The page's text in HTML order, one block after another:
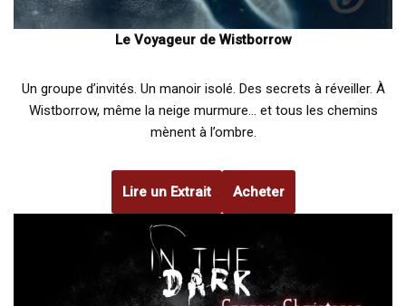
Le Voyageur de Wistborrow
Un groupe d’invités. Un manoir isolé. Des secrets à réveiller. À
Wistborrow, même la neige murmure… et tous les chemins
mènent à l’ombre.
Lire un Extrait Acheter